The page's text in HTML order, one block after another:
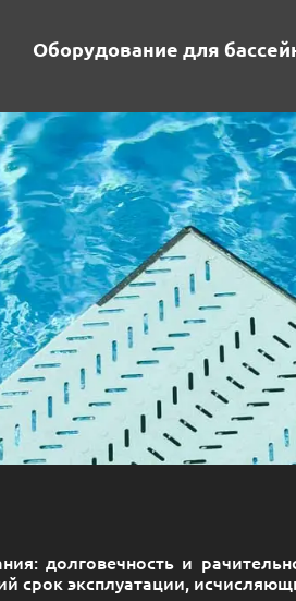
Оборудование для
долговечность и
срок эксплуатации,